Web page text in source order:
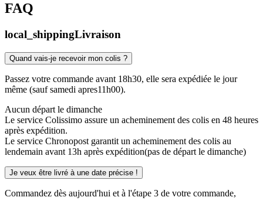
FAQ
local_shippingLivraison
Quand vais-je recevoir mon colis ?
Passez votre commande avant 18h30, elle sera expédiée le jour
même (sauf samedi apres11h00).
Aucun départ le dimanche
Le service Colissimo assure un acheminement des colis en 48 heures
après expédition.
Le service Chronopost garantit un acheminement des colis au
lendemain avant 13h après expédition(pas de départ le dimanche)
Je veux être livré à une date précise !
Commandez dès aujourd'hui et à l'étape 3 de votre commande,